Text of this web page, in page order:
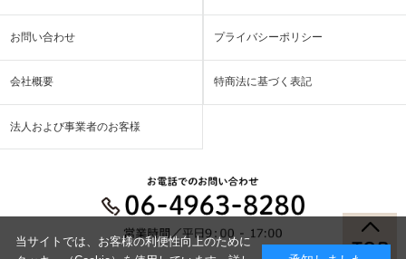
お問い合わせ プライバシーポリシー
会社概要 特商法に基づく表記
法人および事業者のお客様
当サイトでは、お客様の利便性向上のために